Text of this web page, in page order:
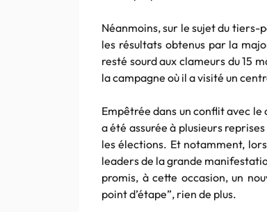
Néanmoins, sur le sujet du
les résultats obtenus par la
resté sourd aux clameurs du 15
la campagne où il a visité un
Empêtrée dans un conflit avec
a été assurée à plusieurs
les élections. Et notamment,
leaders de la grande
promis, à cette occasion, un
point d’étape”, rien de plus.